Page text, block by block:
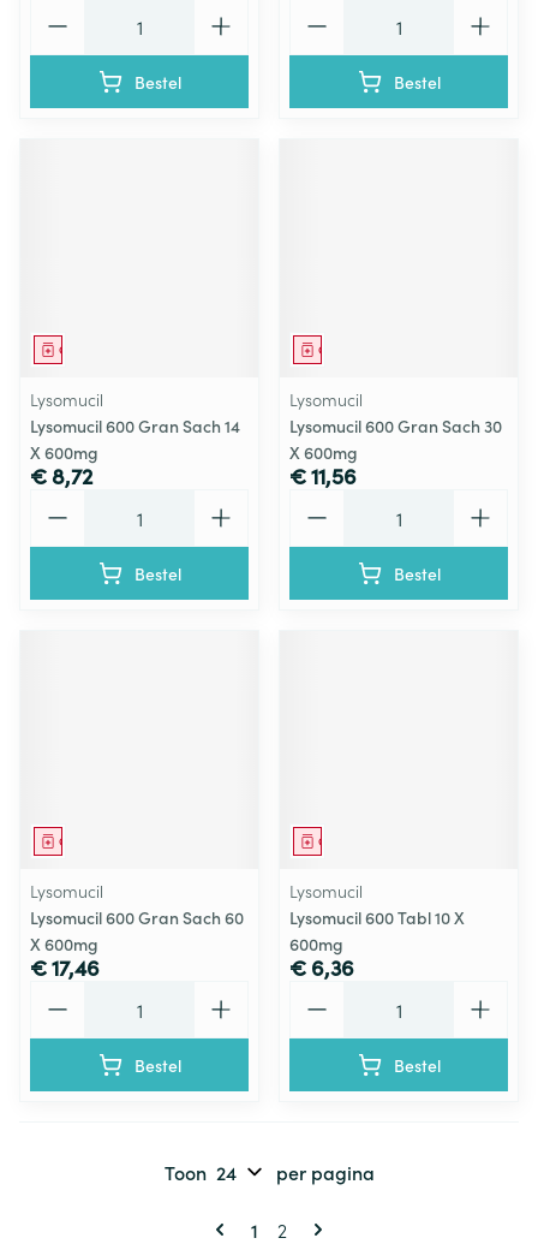
Bestel Bestel
Geneesmiddel
Lysomucil
Lysomucil 600 Gran Sach 14
X 600mg
€ 8,72
Bestel
Geneesmiddel
Lysomucil
Lysomucil 600 Gran Sach 30
X 600mg
€ 11,56
Bestel
Geneesmiddel
Lysomucil
Lysomucil 600 Gran Sach 60
X 600mg
€ 17,46
Bestel
Geneesmiddel
Lysomucil
Lysomucil 600 Tabl 10 X
600mg
€ 6,36
Bestel
Pagina's
U lees momenteel pagina
1 Pagina
2
Toon per pagina